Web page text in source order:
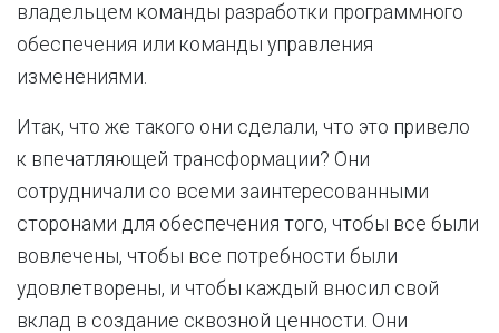
владельцем команды разработки программного
обеспечения или команды управления
изменениями.
Итак, что же такого они сделали, что это привело
к впечатляющей трансформации? Они
сотрудничали со всеми заинтересованными
сторонами для обеспечения того, чтобы все были
вовлечены, чтобы все потребности были
удовлетворены, и чтобы каждый вносил свой
вклад в создание сквозной ценности. Они